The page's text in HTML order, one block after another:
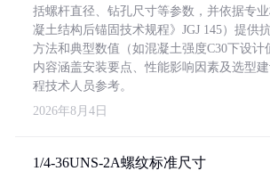
括螺杆直径、钻孔尺寸等参数，并依据专
凝土结构后锚固技术规程》JGJ 145）提供
方法和典型数值（如混凝土强度C30下设计
内容涵盖安装要点、性能影响因素及选型
程技术人员参考。
2026年8月4日
1/4-36UNS-2A螺纹标准尺寸